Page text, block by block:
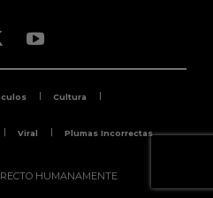
Cultura
Viral Plumas Incorrectas
HUMANAMENTE